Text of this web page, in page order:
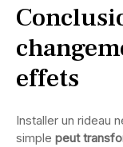
effets
Installer un rideau
simple peut